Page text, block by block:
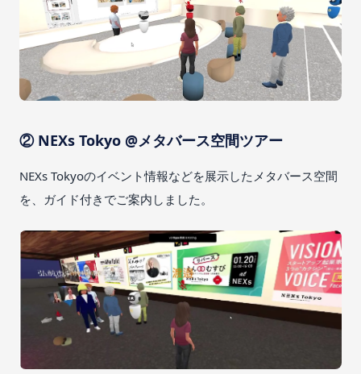
② NEXs Tokyo @メタバース空間ツアー
NEXs Tokyoのイベント情報などを展示したメタバース空間
を、ガイド付きでご案内しました。